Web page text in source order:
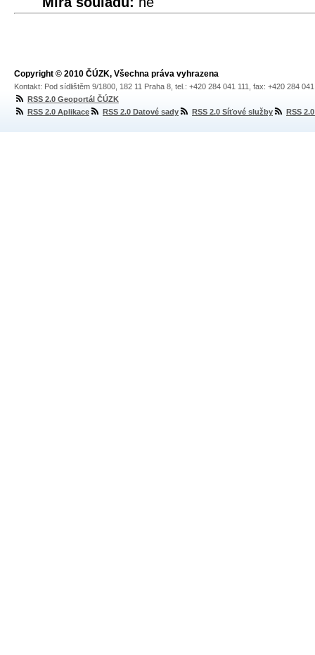
Copyright © 2010 ČÚZK, Všechna práva vyhrazena
Kontakt: Pod sídlištěm 9/1800, 182 11 Praha 8, tel.: +420 284 041 111, fax: +420 284
RSS 2.0 Geoportál ČÚZK
RSS 2.0 Aplikace
RSS 2.0 Datové sady RSS 2.0 Síťové služby RSS